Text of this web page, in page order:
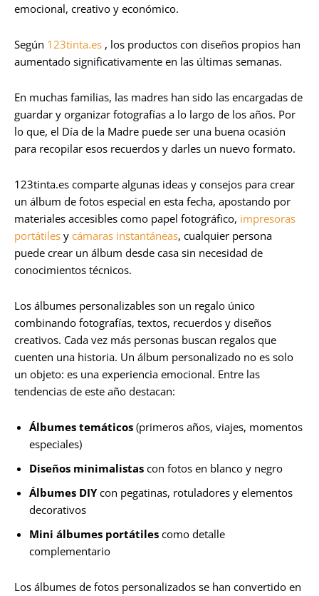
emocional, creativo y económico.
Según 123tinta.es , los productos con diseños propios han
aumentado significativamente en las últimas semanas.
En muchas familias, las madres han sido las encargadas de
guardar y organizar fotografías a lo largo de los años. Por
lo que, el Día de la Madre puede ser una buena ocasión
para recopilar esos recuerdos y darles un nuevo formato.
123tinta.es comparte algunas ideas y consejos para crear
un álbum de fotos especial en esta fecha, apostando por
materiales accesibles como papel fotográfico, impresoras
portátiles y cámaras instantáneas, cualquier persona
puede crear un álbum desde casa sin necesidad de
conocimientos técnicos.
Los álbumes personalizables son un regalo único
combinando fotografías, textos, recuerdos y diseños
creativos. Cada vez más personas buscan regalos que
cuenten una historia. Un álbum personalizado no es solo
un objeto: es una experiencia emocional. Entre las
tendencias de este año destacan:
Álbumes temáticos (primeros años, viajes, momentos
especiales)
Diseños minimalistas con fotos en blanco y negro
Álbumes DIYcon pegatinas, rotuladores y elementos
decorativos
Mini álbumes portátiles como detalle
complementario
Los álbumes de fotos personalizados se han convertido en